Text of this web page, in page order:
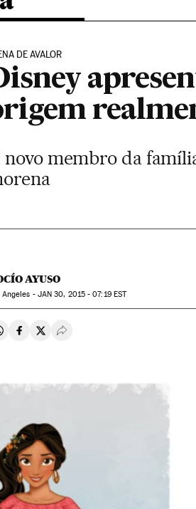
DE AVALOR
novo membro da
AYUSO
Angeles - JAN 30, 2015 - 07:19EST
en Whatsapp
Compartir en Facebook
Compartir en Twitter
Desplegar Redes Sociales